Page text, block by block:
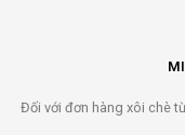
Đối với đơn hàng xôi chè